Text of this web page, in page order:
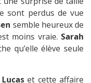
sont perdus de vue
semble heureux de
moins vraie. Sarah
qu’elle élève seule
Lucas et cette affaire